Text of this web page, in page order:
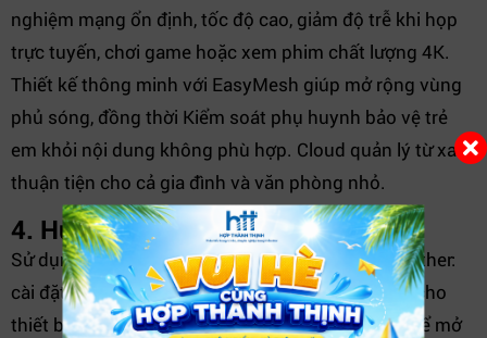
nghiệm mạng ổn định, tốc độ cao, giảm độ trễ khi họp
trực tuyến, chơi game hoặc xem phim chất lượng 4K.
Thiết kế thông minh với EasyMesh giúp mở rộng vùng
phủ sóng, đồng thời Kiểm soát phụ huynh bảo vệ trẻ
em khỏi nội dung không phù hợp. Cloud quản lý từ xa
thuận tiện cho cả gia đình và văn phòng nhỏ.
4. Hướng dẫn sử dụng và quản lý
Sử dụngArcher NX200đơn giản với ứng dụng Tether:
cài đặt nhanh, quản lý mạng, ưu tiên băng thông cho
thiết bị, và giám sát các kết nối. Người dùng có thể mở